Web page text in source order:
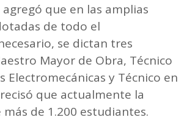
que en las amplias
de todo el
se dictan tres
Mayor de Obra, Técnico
Electromecánicas y Técnico en
que actualmente la
de 1.200 estudiantes.